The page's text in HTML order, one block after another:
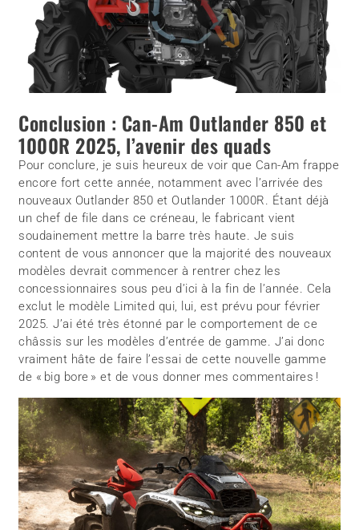
Conclusion : Can-Am Outlander 850 et
1000R 2025, l’avenir des quads
Pour conclure, je suis heureux de voir que Can-Am frappe
encore fort cette année, notamment avec l’arrivée des
nouveaux Outlander 850 et Outlander 1000R. Étant déjà
un chef de file dans ce créneau, le fabricant vient
soudainement mettre la barre très haute. Je suis
content de vous annoncer que la majorité des nouveaux
modèles devrait commencer à rentrer chez les
concessionnaires sous peu d’ici à la fin de l’année. Cela
exclut le modèle Limited qui, lui, est prévu pour février
2025. J’ai été très étonné par le comportement de ce
châssis sur les modèles d’entrée de gamme. J’ai donc
vraiment hâte de faire l’essai de cette nouvelle gamme
de « big bore » et de vous donner mes commentaires !